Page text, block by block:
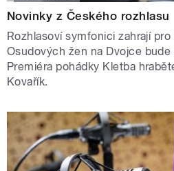
Novinky z Českého rozhlasu
Rozhlasoví symfonici zahrají pro
Osudových žen na Dvojce
Premiéra pohádky Kletba
Kovařík.